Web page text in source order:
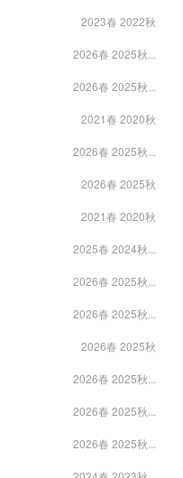
2023春 2022秋
2026春 2025秋...
2026春 2025秋...
2021春 2020秋
2026春 2025秋...
2026春 2025秋
2021春 2020秋
2025春 2024秋...
2026春 2025秋...
2026春 2025秋...
2026春 2025秋
2026春 2025秋...
2026春 2025秋...
2026春 2025秋...